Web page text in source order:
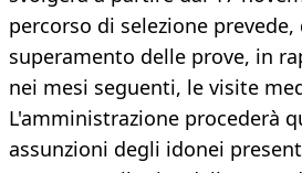
percorso di selezione
superamento delle prove, in
nei mesi seguenti, le visite
L'amministrazione procederà
assunzioni degli idonei